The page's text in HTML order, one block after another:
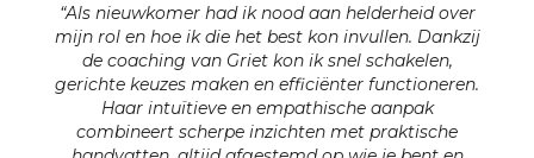
“Als nieuwkomer had ik nood aan helderheid over
mijn rol en hoe ik die het best kon invullen. Dankzij
de coaching van Griet kon ik snel schakelen,
gerichte keuzes maken en efficiënter functioneren.
Haar intuïtieve en empathische aanpak
combineert scherpe inzichten met praktische